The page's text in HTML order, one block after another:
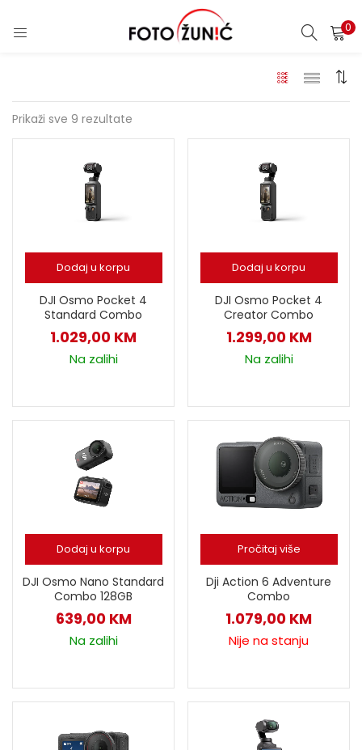
0
Prikaži sve 9 rezultate
Dodaj u korpu
DJI Osmo Pocket 4
Standard Combo
1.029,00 KM
Na zalihi
Dodaj u korpu
DJI Osmo Pocket 4
Creator Combo
1.299,00 KM
Na zalihi
Dodaj u korpu
DJI Osmo Nano Standard
Combo 128GB
639,00 KM
Na zalihi
Pročitaj više
Dji Action 6 Adventure
Combo
1.079,00 KM
Nije na stanju